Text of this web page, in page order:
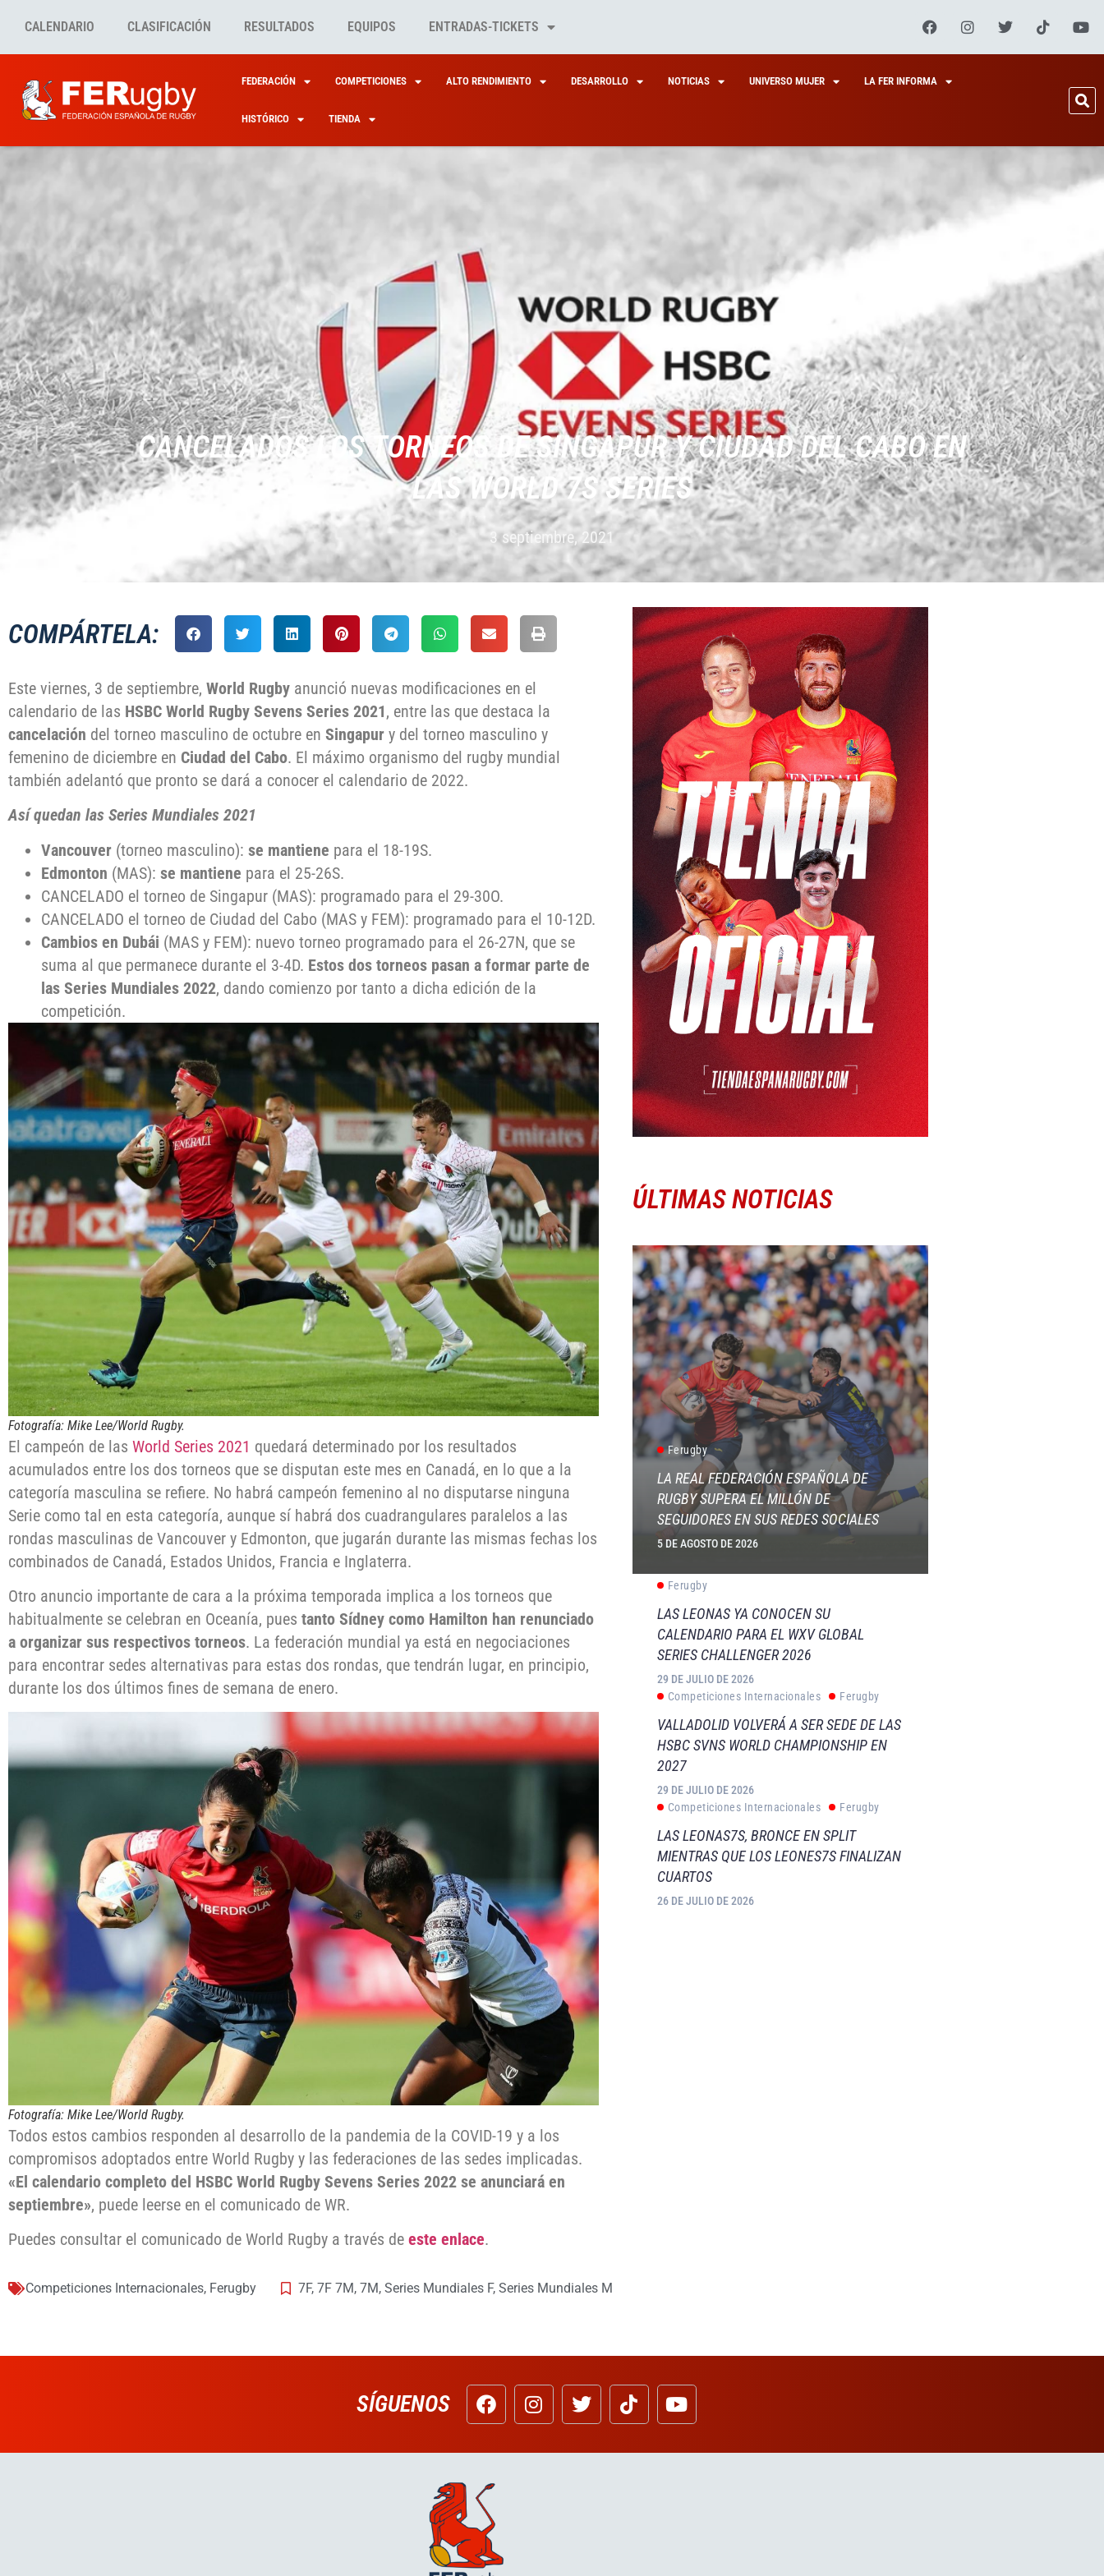
CALENDARIO CLASIFICACIÓN RESULTADOS EQUIPOS ENTRADAS-TICKETS
FEDERACIÓN COMPETICIONES ALTO RENDIMIENTO DESARROLLO NOTICIAS UNIVERSO MUJER LA FER INFORMA
HISTÓRICO TIENDA
CANCELADOS LOS TORNEOS DE SINGAPUR Y CIUDAD DEL CABO EN
LAS WORLD 7S SERIES
3 septiembre, 2021
COMPÁRTELA:
Este viernes, 3 de septiembre, World Rugby anunció nuevas modificaciones en el
calendario de las HSBC World Rugby Sevens Series 2021, entre las que destaca la
cancelación del torneo masculino de octubre en Singapur y del torneo masculino y
femenino de diciembre en Ciudad del Cabo. El máximo organismo del rugby mundial
también adelantó que pronto se dará a conocer el calendario de 2022.
Así quedan las Series Mundiales 2021
Vancouver (torneo masculino): se mantiene para el 18-19S.
Edmonton (MAS): se mantiene para el 25-26S.
CANCELADO el torneo de Singapur (MAS): programado para el 29-30O.
CANCELADO el torneo de Ciudad del Cabo (MAS y FEM): programado para el 10-12D.
Cambios en Dubái (MAS y FEM): nuevo torneo programado para el 26-27N, que se
suma al que permanece durante el 3-4D. Estos dos torneos pasan a formar parte de
las Series Mundiales 2022, dando comienzo por tanto a dicha edición de la
competición.
Fotografía: Mike Lee/World Rugby.
El campeón de las World Series 2021 quedará determinado por los resultados
acumulados entre los dos torneos que se disputan este mes en Canadá, en lo que a la
categoría masculina se refiere. No habrá campeón femenino al no disputarse ninguna
Serie como tal en esta categoría, aunque sí habrá dos cuadrangulares paralelos a las
rondas masculinas de Vancouver y Edmonton, que jugarán durante las mismas fechas los
combinados de Canadá, Estados Unidos, Francia e Inglaterra.
Otro anuncio importante de cara a la próxima temporada implica a los torneos que
habitualmente se celebran en Oceanía, pues tanto Sídney como Hamilton han renunciado
a organizar sus respectivos torneos. La federación mundial ya está en negociaciones
para encontrar sedes alternativas para estas dos rondas, que tendrán lugar, en principio,
durante los dos últimos fines de semana de enero.
Fotografía:Mike Lee/World Rugby.
Todos estos cambios responden al desarrollo de la pandemia de la COVID-19 y a los
compromisos adoptados entre World Rugby y las federaciones de las sedes implicadas.
«El calendario completo del HSBC World Rugby Sevens Series 2022 se anunciará en
septiembre», puede leerse en el comunicado de WR.
Puedes consultar el comunicado de World Rugby a través de este enlace.
Competiciones Internacionales, Ferugby 7F, 7F 7M, 7M, Series Mundiales F, Series Mundiales M
ÚLTIMAS NOTICIAS
Ferugby
LA REAL FEDERACIÓN ESPAÑOLA DE
RUGBY SUPERA EL MILLÓN DE
SEGUIDORES EN SUS REDES SOCIALES
5 DE AGOSTO DE 2026
Ferugby
LAS LEONAS YA CONOCEN SU
CALENDARIO PARA EL WXV GLOBAL
SERIES CHALLENGER 2026
29 DE JULIO DE 2026
Competiciones Internacionales
Ferugby
VALLADOLID VOLVERÁ A SER SEDE DE LAS
HSBC SVNS WORLD CHAMPIONSHIP EN
2027
29 DE JULIO DE 2026
Competiciones Internacionales
Ferugby
LAS LEONAS7S, BRONCE EN SPLIT
MIENTRAS QUE LOS LEONES7S FINALIZAN
CUARTOS
26 DE JULIO DE 2026
SÍGUENOS